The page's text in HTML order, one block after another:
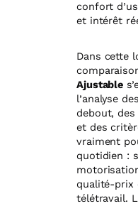
confort
et intérêt
Dans cette
Ajustable
l’analyse
debout,
et des
vraiment
quotidien :
qualité-prix
télétravail.